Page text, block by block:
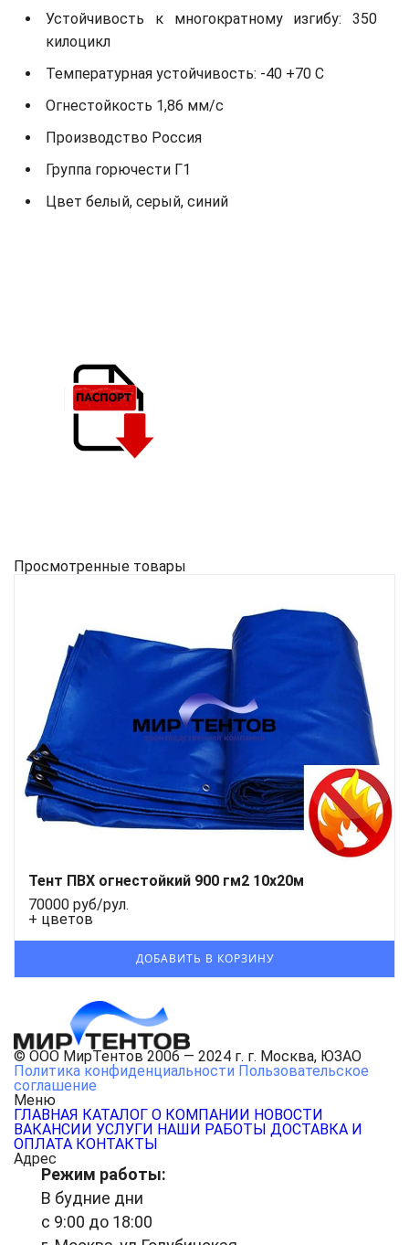
Устойчивость к многократному изгибу: 350
килоцикл
Температурная устойчивость: -40 +70 С
Огнестойкость 1,86 мм/с
Производство Россия
Группа горючести Г1
Цвет белый, серый, синий
Просмотренные товары
Тент ПВХ огнестойкий 900 гм2 10х20м
70000 руб/рул.
+ цветов
© ООО МирТентов 2006 — 2024 г. г. Москва, ЮЗАО
Политика конфиденциальности Пользовательское
соглашение
Меню
ГЛАВНАЯ КАТАЛОГ О КОМПАНИИ НОВОСТИ
ВАКАНСИИ УСЛУГИ НАШИ РАБОТЫ ДОСТАВКА И
ОПЛАТА КОНТАКТЫ
Адрес
Режим работы:
В будние дни
с 9:00 до 18:00